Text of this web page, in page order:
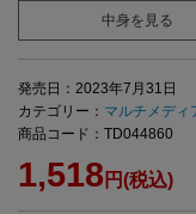
中身を見る
発売日：2023年7月31日
カテゴリー： マルチメディ
商品コード：TD044860
1,518円(税込)